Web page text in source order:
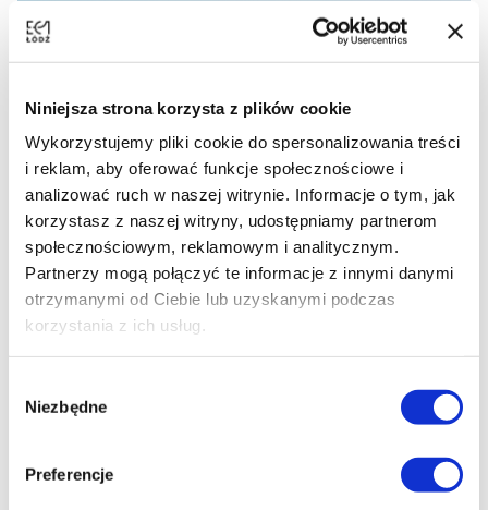
Niniejsza strona korzysta z plików cookie
Wykorzystujemy pliki cookie do spersonalizowania treści
i reklam, aby oferować funkcje społecznościowe i
analizować ruch w naszej witrynie. Informacje o tym, jak
korzystasz z naszej witryny, udostępniamy partnerom
społecznościowym, reklamowym i analitycznym.
Partnerzy mogą połączyć te informacje z innymi danymi
otrzymanymi od Ciebie lub uzyskanymi podczas
korzystania z ich usług.
zgody
Niezbędne
Preferencje
15 lat Łódź Film Commission
Więcej